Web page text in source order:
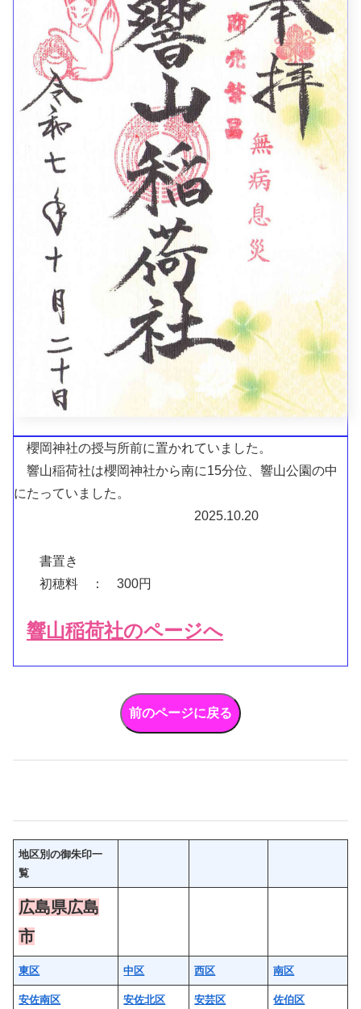
櫻岡神社の授与所前に置かれていました。
響山稲荷社は櫻岡神社から南に15分位、響山公園の中
にたっていました。
2025.10.20
書置き
初穂料 ： 300円
響山稲荷社のページへ
地区別の御朱印一
覧
広島県広島
市
東区 中区 西区 南区
安佐南区 安佐北区 安芸区 佐伯区